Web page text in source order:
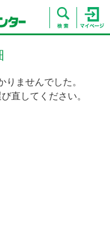
りませんでした。
直してください。